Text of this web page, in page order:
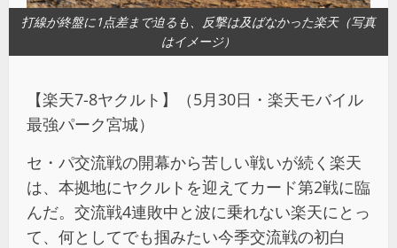
打線が終盤に1点差まで迫るも、反撃は及ばなかった楽天（写真
はイメージ）
【楽天7-8ヤクルト】（5月30日・楽天モバイル
最強パーク宮城）
セ・パ交流戦の開幕から苦しい戦いが続く楽天
は、本拠地にヤクルトを迎えてカード第2戦に臨
んだ。交流戦4連敗中と波に乗れない楽天にとっ
て、何としてでも掴みたい今季交流戦の初白